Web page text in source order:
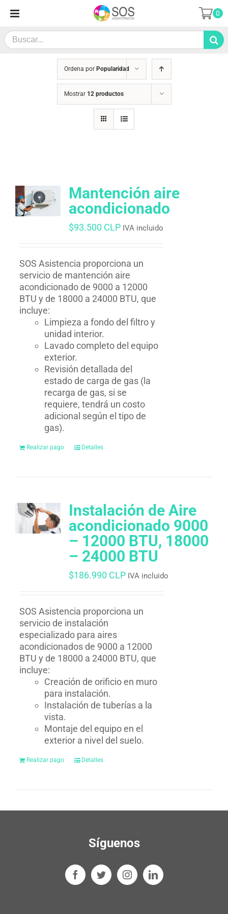
contenido
Search
for:
0
Ordena por Popularidad
Mostrar 12 productos
Mantención aire
acondicionado
$93.500 CLP IVA incluido
SOS Asistencia proporciona un
servicio de mantención aire
acondicionado de 9000 a 12000
BTU y de 18000 a 24000 BTU, que
incluye:
Limpieza a fondo del filtro y
unidad interior.
Lavado completo del equipo
exterior.
Revisión detallada del
estado de carga de gas (la
recarga de gas, si se
requiere, tendrá un costo
adicional según el tipo de
gas).
Realizar pago Detalles
Instalación de Aire
acondicionado 9000
– 12000 BTU, 18000
– 24000 BTU
$186.990 CLP IVA incluido
SOS Asistencia proporciona un
servicio de instalación
especializado para aires
acondicionados de 9000 a 12000
BTU y de 18000 a 24000 BTU, que
incluye:
Creación de orificio en muro
para instalación.
Instalación de tuberías a la
vista.
Montaje del equipo en el
exterior a nivel del suelo.
Realizar pago Detalles
Síguenos